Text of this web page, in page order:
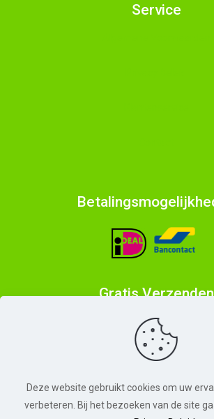
Service
Gratis Verzenden
Deze website gebruikt cookies om uw
verbeteren. Bij het bezoeken van de site